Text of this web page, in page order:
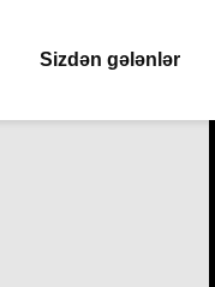
Sizdən gələnlər